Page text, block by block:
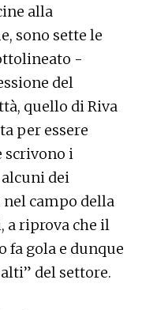
alla
sono sette le
-
del
quello di Riva
per essere
scrivono i
dei
campo della
riprova che il
gola e dunque
del settore.